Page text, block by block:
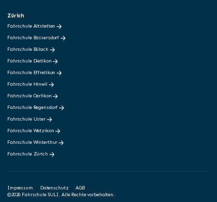
Zürich
Fahrschule Altstetten
Fahrschule Bassersdorf
Fahrschule Bülach
Fahrschule Dietikon
Fahrschule Effretikon
Fahrschule Hinwil
Fahrschule Oerlikon
Fahrschule Regensdorf
Fahrschule Uster
Fahrschule Wetzikon
Fahrschule Winterthur
Fahrschule Zürich
Impressum Datenschutz
AGB
©2026 Fahrschule SULI. Alle Rechte vorbehalten.